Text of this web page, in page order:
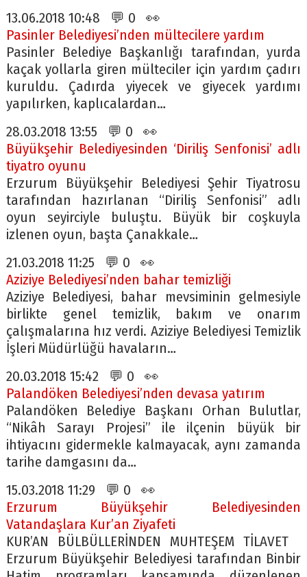
13.06.2018 10:48 💬 0 👀
Pasinler Belediyesi’nden mültecilere yardım
Pasinler Belediye Başkanlığı tarafından, yurda
kaçak yollarla giren mülteciler için yardım çadırı
kuruldu. Çadırda yiyecek ve giyecek yardımı
yapılırken, kaplıcalardan…
28.03.2018 13:55 💬 0 👀
Büyükşehir Belediyesinden ‘Diriliş Senfonisi’ adlı
tiyatro oyunu
Erzurum Büyükşehir Belediyesi Şehir Tiyatrosu
tarafından hazırlanan “Diriliş Senfonisi” adlı
oyun seyirciyle buluştu. Büyük bir coşkuyla
izlenen oyun, başta Çanakkale…
21.03.2018 11:25 💬 0 👀
Aziziye Belediyesi’nden bahar temizliği
Aziziye Belediyesi, bahar mevsiminin gelmesiyle
birlikte genel temizlik, bakım ve onarım
çalışmalarına hız verdi. Aziziye Belediyesi Temizlik
İşleri Müdürlüğü havaların…
20.03.2018 15:42 💬 0 👀
Palandöken Belediyesi’nden devasa yatırım
Palandöken Belediye Başkanı Orhan Bulutlar,
“Nikâh Sarayı Projesi” ile ilçenin büyük bir
ihtiyacını gidermekle kalmayacak, aynı zamanda
tarihe damgasını da…
15.03.2018 11:29 💬 0 👀
Erzurum Büyükşehir Belediyesinden
Vatandaşlara Kur’an Ziyafeti
KUR’AN BÜLBÜLLERİNDEN MUHTEŞEM TİLAVET
Erzurum Büyükşehir Belediyesi tarafından Binbir